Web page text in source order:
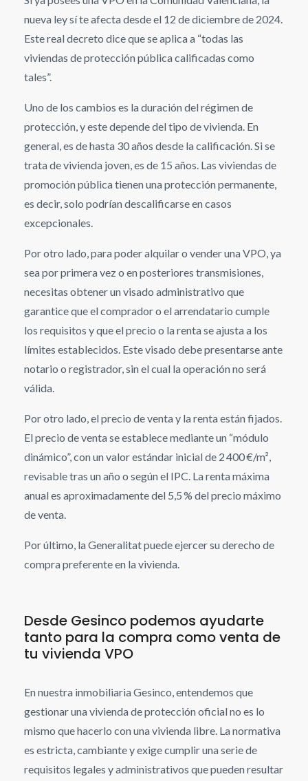
nueva ley sí te afecta desde el 12 de diciembre de 2024.
Este real decreto dice que se aplica a “todas las
viviendas de protección pública calificadas como
tales”.
Uno de los cambios es la duración del régimen de
protección, y este depende del tipo de vivienda. En
general, es de hasta 30 años desde la calificación. Si se
trata de vivienda joven, es de 15 años. Las viviendas de
promoción pública tienen una protección permanente,
es decir, solo podrían descalificarse en casos
excepcionales.
Por otro lado, para poder alquilar o vender una VPO, ya
sea por primera vez o en posteriores transmisiones,
necesitas obtener un visado administrativo que
garantice que el comprador o el arrendatario cumple
los requisitos y que el precio o la renta se ajusta a los
límites establecidos. Este visado debe presentarse ante
notario o registrador, sin el cual la operación no será
válida.
Por otro lado, el precio de venta y la renta están fijados.
El precio de venta se establece mediante un “módulo
dinámico”, con un valor estándar inicial de 2 400 €/m²,
revisable tras un año o según el IPC. La renta máxima
anual es aproximadamente del 5,5 % del precio máximo
de venta.
Por último, la Generalitat puede ejercer su derecho de
compra preferente en la vivienda.
Desde Gesinco podemos ayudarte
tanto para la compra como venta de
tu vivienda VPO
En nuestra inmobiliaria Gesinco, entendemos que
gestionar una vivienda de protección oficial no es lo
mismo que hacerlo con una vivienda libre. La normativa
es estricta, cambiante y exige cumplir una serie de
requisitos legales y administrativos que pueden resultar